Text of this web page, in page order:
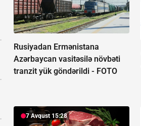
Rusiyadan Ermənistana
Azərbaycan vasitəsilə növbəti
tranzit yük göndərildi - FOTO
7 Avqust 15:28